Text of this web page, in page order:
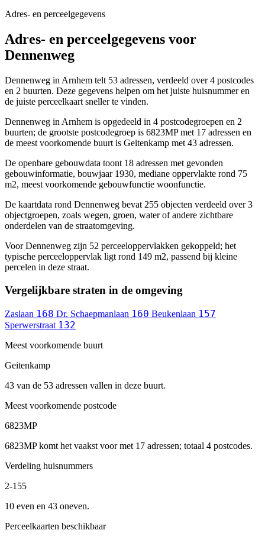
Adres- en perceelgegevens
Adres- en perceelgegevens voor
Dennenweg
Dennenweg in Arnhem telt 53 adressen, verdeeld over 4 postcodes
en 2 buurten. Deze gegevens helpen om het juiste huisnummer en
de juiste perceelkaart sneller te vinden.
Dennenweg in Arnhem is opgedeeld in 4 postcodegroepen en 2
buurten; de grootste postcodegroep is 6823MP met 17 adressen en
de meest voorkomende buurt is Geitenkamp met 43 adressen.
De openbare gebouwdata toont 18 adressen met gevonden
gebouwinformatie, bouwjaar 1930, mediane oppervlakte rond 75
m2, meest voorkomende gebouwfunctie woonfunctie.
De kaartdata rond Dennenweg bevat 255 objecten verdeeld over 3
objectgroepen, zoals wegen, groen, water of andere zichtbare
onderdelen van de straatomgeving.
Voor Dennenweg zijn 52 perceeloppervlakken gekoppeld; het
typische perceeloppervlak ligt rond 149 m2, passend bij kleine
percelen in deze straat.
Vergelijkbare straten in de omgeving
Zaslaan 168 Dr. Schaepmanlaan 160 Beukenlaan 157
Sperwerstraat 132
Meest voorkomende buurt
Geitenkamp
43 van de 53 adressen vallen in deze buurt.
Meest voorkomende postcode
6823MP
6823MP komt het vaakst voor met 17 adressen; totaal 4 postcodes.
Verdeling huisnummers
2-155
10 even en 43 oneven.
Perceelkaarten beschikbaar